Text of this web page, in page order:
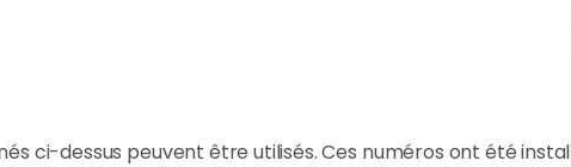
ci-dessus peuvent être utilisés. Ces numéros ont été